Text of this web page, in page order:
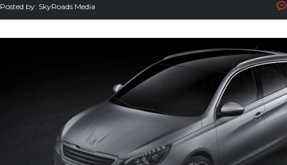
Posted by: SkyRoads Media